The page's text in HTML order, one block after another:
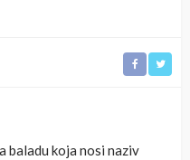
baladu koja nosi naziv